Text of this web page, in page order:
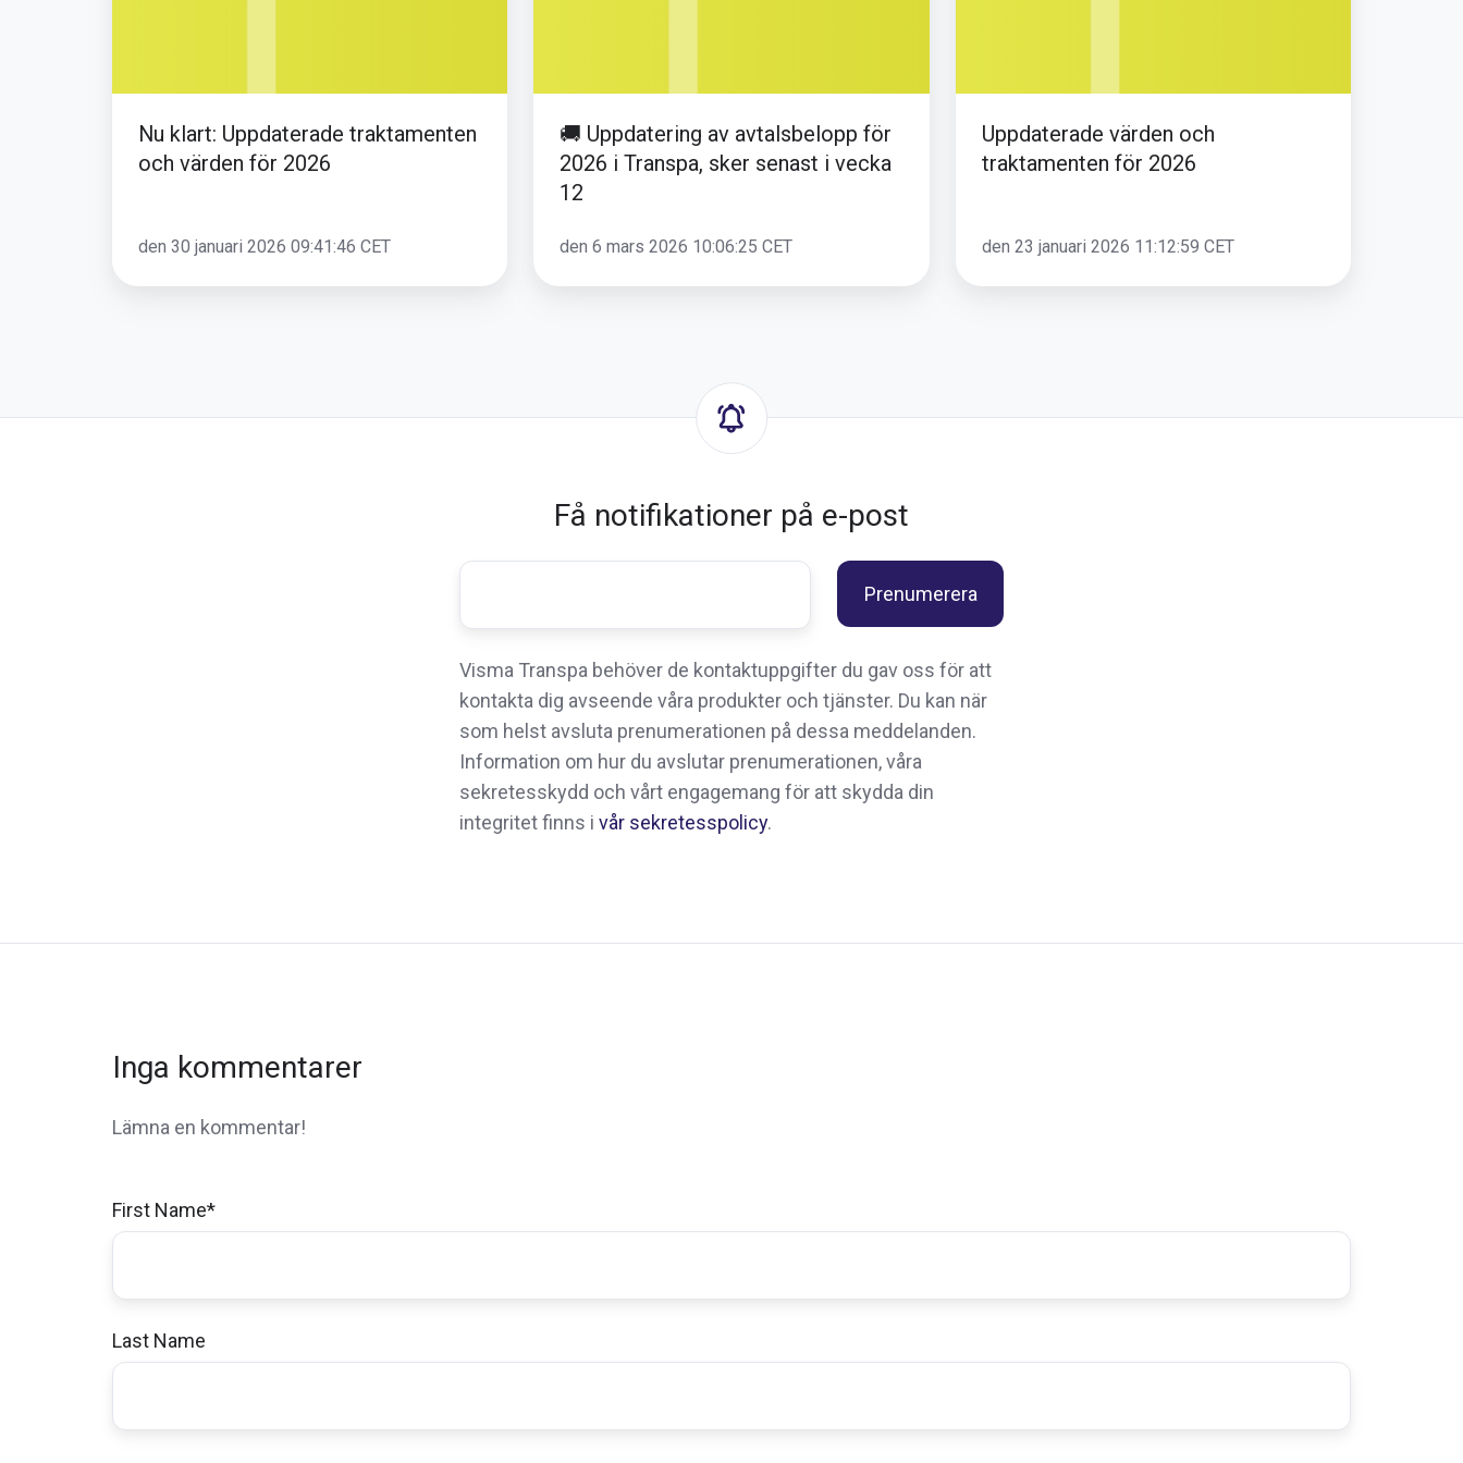
Nu klart: Uppdaterade traktamenten
och värden för 2026
den 30 januari 2026 09:41:46 CET
sker
vecka
🚚 Uppdatering av avtalsbelopp för
2026 i Transpa, sker senast i vecka
12
den 6 mars 2026 10:06:25 CET
Uppdaterade värden och
traktamenten för 2026
den 23 januari 2026 11:12:59 CET
Få notifikationer på e-post
Visma Transpa behöver de kontaktuppgifter du gav oss för att
kontakta dig avseende våra produkter och tjänster. Du kan när
som helst avsluta prenumerationen på dessa meddelanden.
Information om hur du avslutar prenumerationen, våra
sekretesskydd och vårt engagemang för att skydda din
integritet finns i vår sekretesspolicy.
Inga kommentarer
Lämna en kommentar!
First Name*
Last Name